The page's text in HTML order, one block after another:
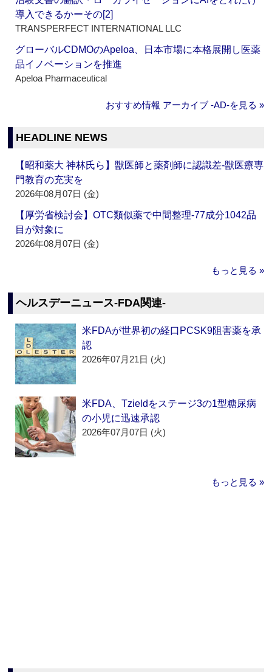
導入できるかーその[2]
TRANSPERFECT INTERNATIONAL LLC
グローバルCDMOのApeloa、日本市場に本格展開し医薬
品イノベーションを推進
Apeloa Pharmaceutical
おすすめ情報 アーカイブ ‐AD‐を見る »
HEADLINE NEWS
【昭和薬大 神林氏ら】獣医師と薬剤師に認識差‐獣医療専
門教育の充実を
2026年08月07日 (金)
【厚労省検討会】OTC類似薬で中間整理‐77成分1042品
目が対象に
2026年08月07日 (金)
もっと見る »
ヘルスデーニュース‐FDA関連‐
米FDAが世界初の経口PCSK9阻害薬を承
認
2026年07月21日 (火)
米FDA、Tzieldをステージ3の1型糖尿病
の小児に迅速承認
2026年07月07日 (火)
もっと見る »